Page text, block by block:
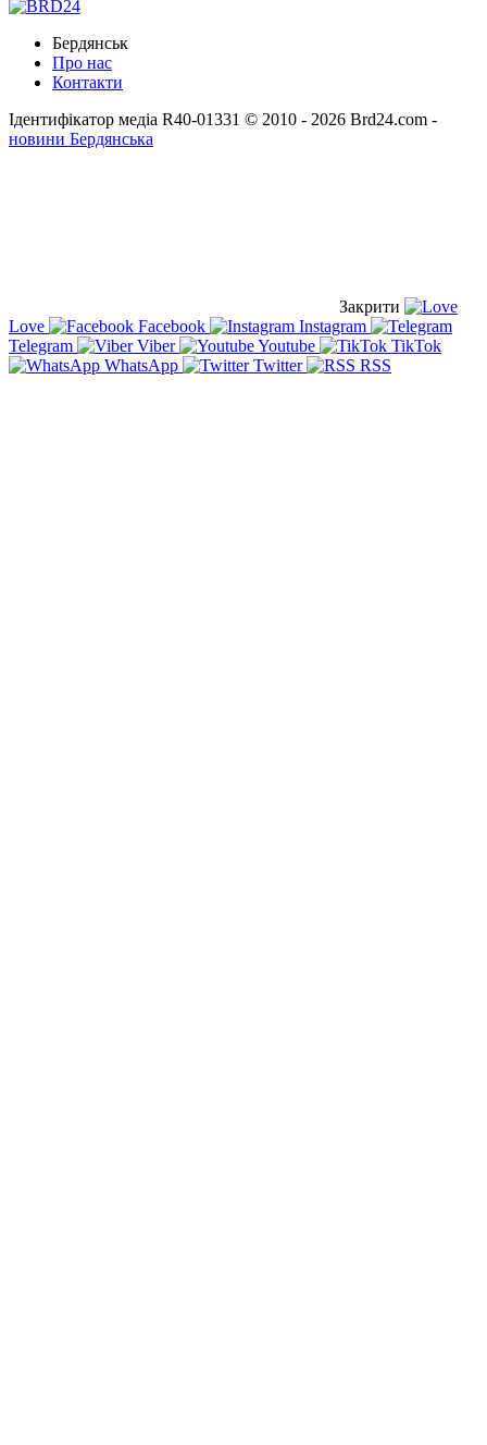
Бердянськ
Про нас
Контакти
Ідентифікатор медіа R40-01331 © 2010 - 2026 Brd24.com -
новини Бердянська
Закрити
Love
Facebook
Instagram
Telegram
Viber Youtube
TikTok
WhatsApp
Twitter RSS